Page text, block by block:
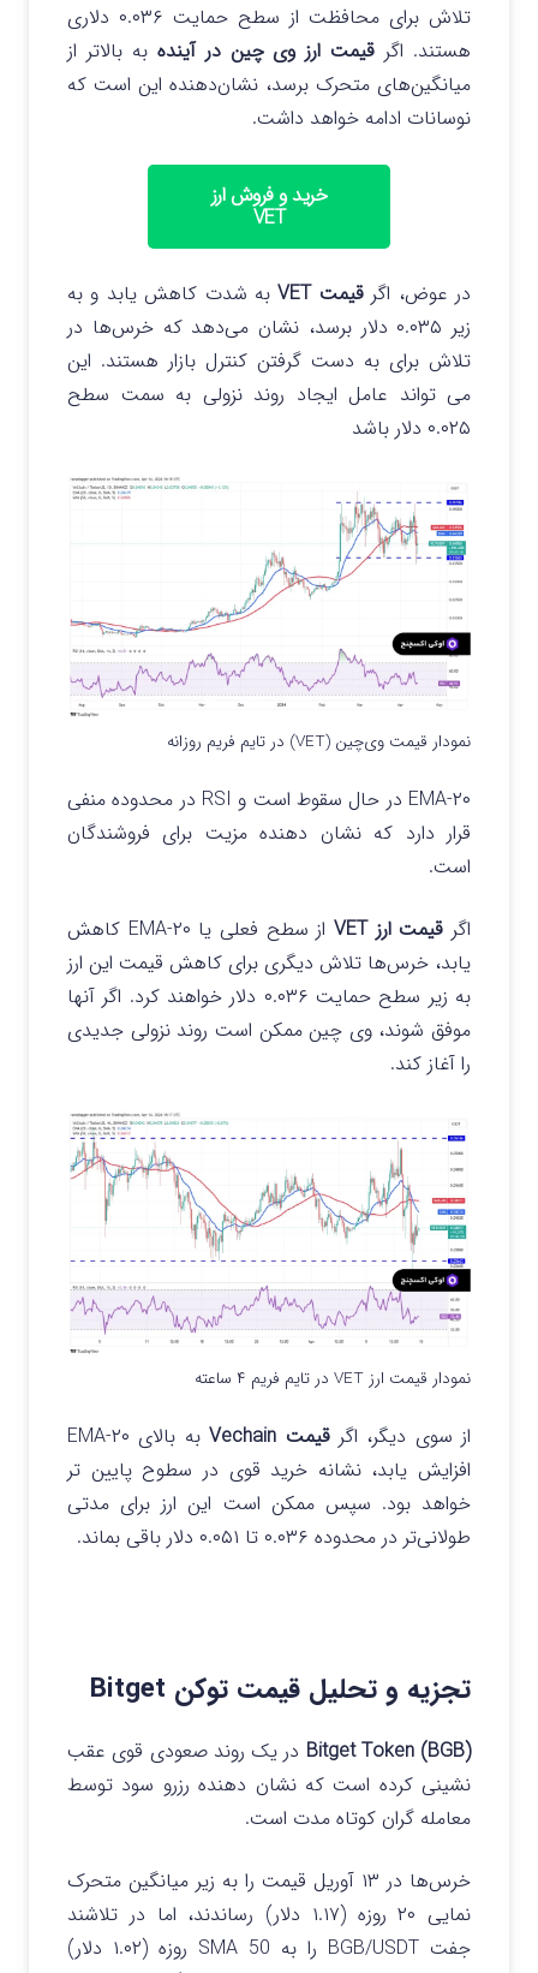
تلاش برای محافظت از سطح حمایت ۰.۰۳۶ دلاری
هستند. اگر قیمت ارز وی چین در آینده به بالاتر از
میانگین‌های متحرک برسد، نشان‌دهنده این است که
نوسانات ادامه خواهد داشت.
خرید و فروش ارز
VET
در عوض، اگرقیمت VET
به شدت کاهش یابد و به
زیر ۰.۰۳۵ دلار برسد، نشان می‌دهد که خرس‌ها در
تلاش برای به دست گرفتن کنترل بازار هستند. این
می تواند عامل ایجاد روند نزولی به سمت سطح
۰.۰۲۵ دلار باشد
نمودار قیمت وی‌چین (VET) در تایم فریم روزانه
۲۰-EMA در حال سقوط است و RSI در محدوده منفی
قرار دارد که نشان دهنده مزیت برای فروشندگان
است.
اگر قیمت ارز VET
از سطح فعلی یا ۲۰-EMA کاهش
یابد، خرس‌ها تلاش دیگری برای کاهش قیمت این ارز
به زیر سطح حمایت ۰.۰۳۶ دلار خواهند کرد. اگر آنها
موفق شوند، وی چین ممکن است روند نزولی جدیدی
را آغاز کند.
نمودار قیمت ارز VET در تایم فریم ۴ ساعته
از سوی دیگر، اگرقیمت Vechain
به بالای ۲۰-EMA
افزایش یابد، نشانه خرید قوی در سطوح پایین تر
خواهد بود. سپس ممکن است این ارز برای مدتی
طولانی‌تر در محدوده ۰.۰۳۶ تا ۰.۰۵۱ دلار باقی بماند.
تجزیه و تحلیل قیمت توکن Bitget
Bitget Token (BGB) در یک روند صعودی قوی عقب
نشینی کرده است که نشان دهنده رزرو سود توسط
معامله گران کوتاه مدت است.
خرس‌ها در ۱۳ آوریل قیمت را به زیر میانگین متحرک
نمایی ۲۰ روزه (۱.۱۷ دلار) رساندند، اما در تلاشند
جفت BGB/USDT را به SMA 50 روزه (۱.۰۲ دلار)